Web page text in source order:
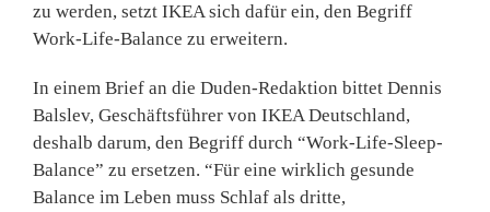
zu werden, setzt IKEA sich dafür ein, den Begriff
Work-Life-Balance zu erweitern.
In einem Brief an die Duden-Redaktion bittet Dennis
Balslev, Geschäftsführer von IKEA Deutschland,
deshalb darum, den Begriff durch “Work-Life-Sleep-
Balance” zu ersetzen. “Für eine wirklich gesunde
Balance im Leben muss Schlaf als dritte,